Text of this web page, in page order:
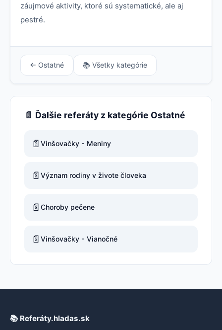
záujmové aktivity, ktoré sú systematické, ale aj
pestré.
← Ostatné 📚 Všetky kategórie
📄 Ďalšie referáty z kategórie Ostatné
📄 Vinšovačky - Meniny
📄 Význam rodiny v živote človeka
📄 Choroby pečene
📄 Vinšovačky - Vianočné
📚 Referáty.hladas.sk